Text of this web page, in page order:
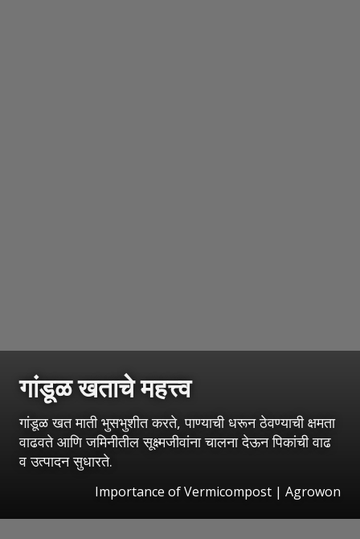
गांडूळ खताचे महत्त्व
गांडूळ खत माती भुसभुशीत करते, पाण्याची धरून ठेवण्याची क्षमता
वाढवते आणि जमिनीतील सूक्ष्मजीवांना चालना देऊन पिकांची वाढ
व उत्पादन सुधारते.
Importance of Vermicompost | Agrowon